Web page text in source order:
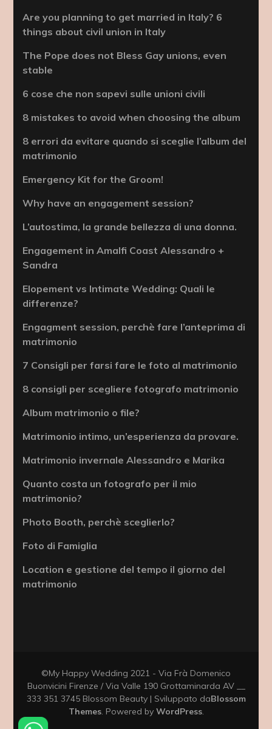
Are you planning to get married in Italy? 6
things about civil union in Italy
The Pope does not Bless Gay unions, even
stable
6 cose che non sapevi sulle unioni civili
8 mistakes to avoid when choosing the album
8 errori da evitare quando si sceglie l’album del
matrimonio
Emergency Kit for the Groom!
Why have an engagement session?
L’autostima, la grande bellezza di una donna.
Engagement in Amalfi Coast Alessandro +
Sandra
Elopement vs Intimate Wedding: Quali le
differenze?
Engagment session, perchè fare l’anteprima di
matrimonio
7 Consigli per farsi fare le foto al matrimonio
8 consigli per scegliere fotografo matrimonio
Album matrimonio o file?
Matrimonio intimo, un’esperienza da provare.
Matrimonio invernale Alessandro e Marika
Quanto costa un fotografo per il mio
matrimonio?
Photo Booth, perchè sceglierlo?
Foto di Famiglia
Location e gestione del tempo il giorno del
matrimonio
©My Happy Wedding 2021 - Via Frà Domenico
Buonvicini Firenze / Via Valle 190 Grottaminarda AV __
333 351 3745 Blossom Beauty | Sviluppato daBlossom
Themes. Powered by WordPress.